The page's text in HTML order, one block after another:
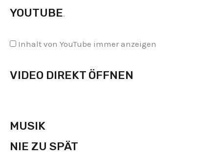
YOUTUBE.
Inhalt von YouTube immer anzeigen
VIDEO DIREKT ÖFFNEN
MUSIK
NIE ZU SPÄT